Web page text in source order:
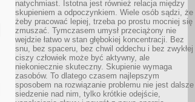
natychmiast. Istotna jest również relacja między
skupieniem a odpoczynkiem. Wiele osób sądzi, że
żeby pracować lepiej, trzeba po prostu mocniej się
zmuszać. Tymczasem umysł przeciążony nie
wejdzie łatwo w stan głębokiej koncentracji. Bez
snu, bez spaceru, bez chwil oddechu i bez zwykłej
ciszy człowiek może być aktywny, ale
niekoniecznie skuteczny. Skupienie wymaga
zasobów. To dlatego czasem najlepszym
sposobem na rozwiązanie problemu nie jest dalsze
siedzenie nad nim, tylko krótkie odejście,